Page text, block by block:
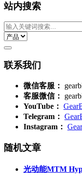
站内搜索
联系我们
微信客服：
客服微信：
YouTube：
Telegram：
Instagram：
随机文章
光动能MTM